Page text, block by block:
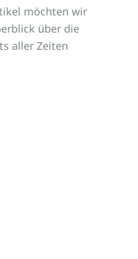
möchten wir
über die
aller Zeiten